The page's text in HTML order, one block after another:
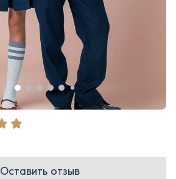
Оставить отзыв